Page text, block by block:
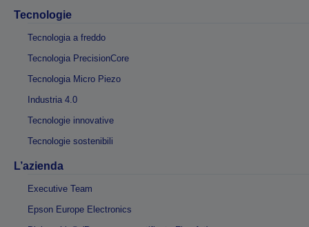
Tecnologie
Tecnologia a freddo
Tecnologia PrecisionCore
Tecnologia Micro Piezo
Industria 4.0
Tecnologie innovative
Tecnologie sostenibili
L’azienda
Executive Team
Epson Europe Electronics